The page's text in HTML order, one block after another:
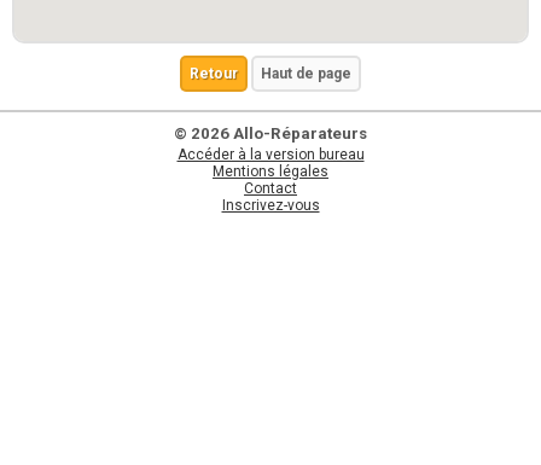
Retour Haut de page
© 2026 Allo-Réparateurs
Accéder à la version bureau
Mentions légales
Contact
Inscrivez-vous